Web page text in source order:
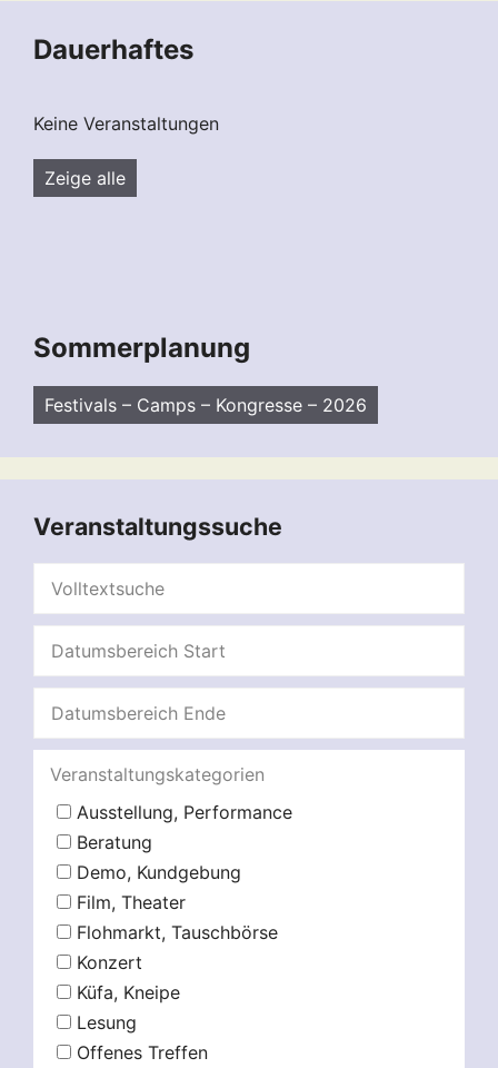
Dauerhaftes
Keine Veranstaltungen
Zeige alle
Sommerplanung
Festivals – Camps – Kongresse – 2026
Veranstaltungssuche
Veranstaltungskategorien
Ausstellung, Performance
Beratung
Demo, Kundgebung
Film, Theater
Flohmarkt, Tauschbörse
Konzert
Küfa, Kneipe
Lesung
Offenes Treffen